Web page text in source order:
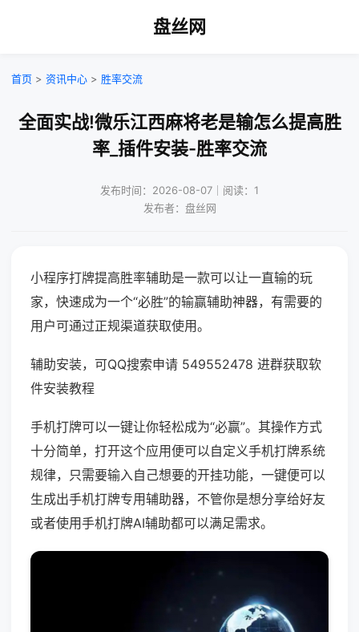
盘丝网
首页 > 资讯中心 > 胜率交流
全面实战!微乐江西麻将老是输怎么提高胜
率_插件安装-胜率交流
发布时间：2026-08-07｜阅读：1
发布者：盘丝网
小程序打牌提高胜率辅助是一款可以让一直输的玩
家，快速成为一个“必胜”的输赢辅助神器，有需要的
用户可通过正规渠道获取使用。
辅助安装，可QQ搜索申请 549552478 进群获取软
件安装教程
手机打牌可以一键让你轻松成为“必赢”。其操作方式
十分简单，打开这个应用便可以自定义手机打牌系统
规律，只需要输入自己想要的开挂功能，一键便可以
生成出手机打牌专用辅助器，不管你是想分享给好友
或者使用手机打牌AI辅助都可以满足需求。